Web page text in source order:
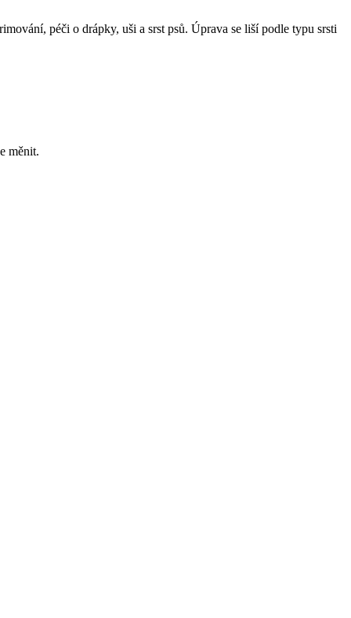
péči o drápky, uši a srst psů. Úprava se liší podle typu srsti
měnit.